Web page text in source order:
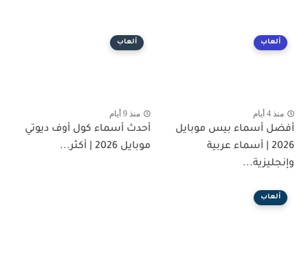
ألعاب
منذ 4 أيام
أفضل أسماء بيس موبايل
2026 | أسماء عربية
وإنجليزية...
ألعاب
منذ 9 أيام
أحدث أسماء كول أوف ديوتي
موبايل 2026 | أكثر...
ألعاب